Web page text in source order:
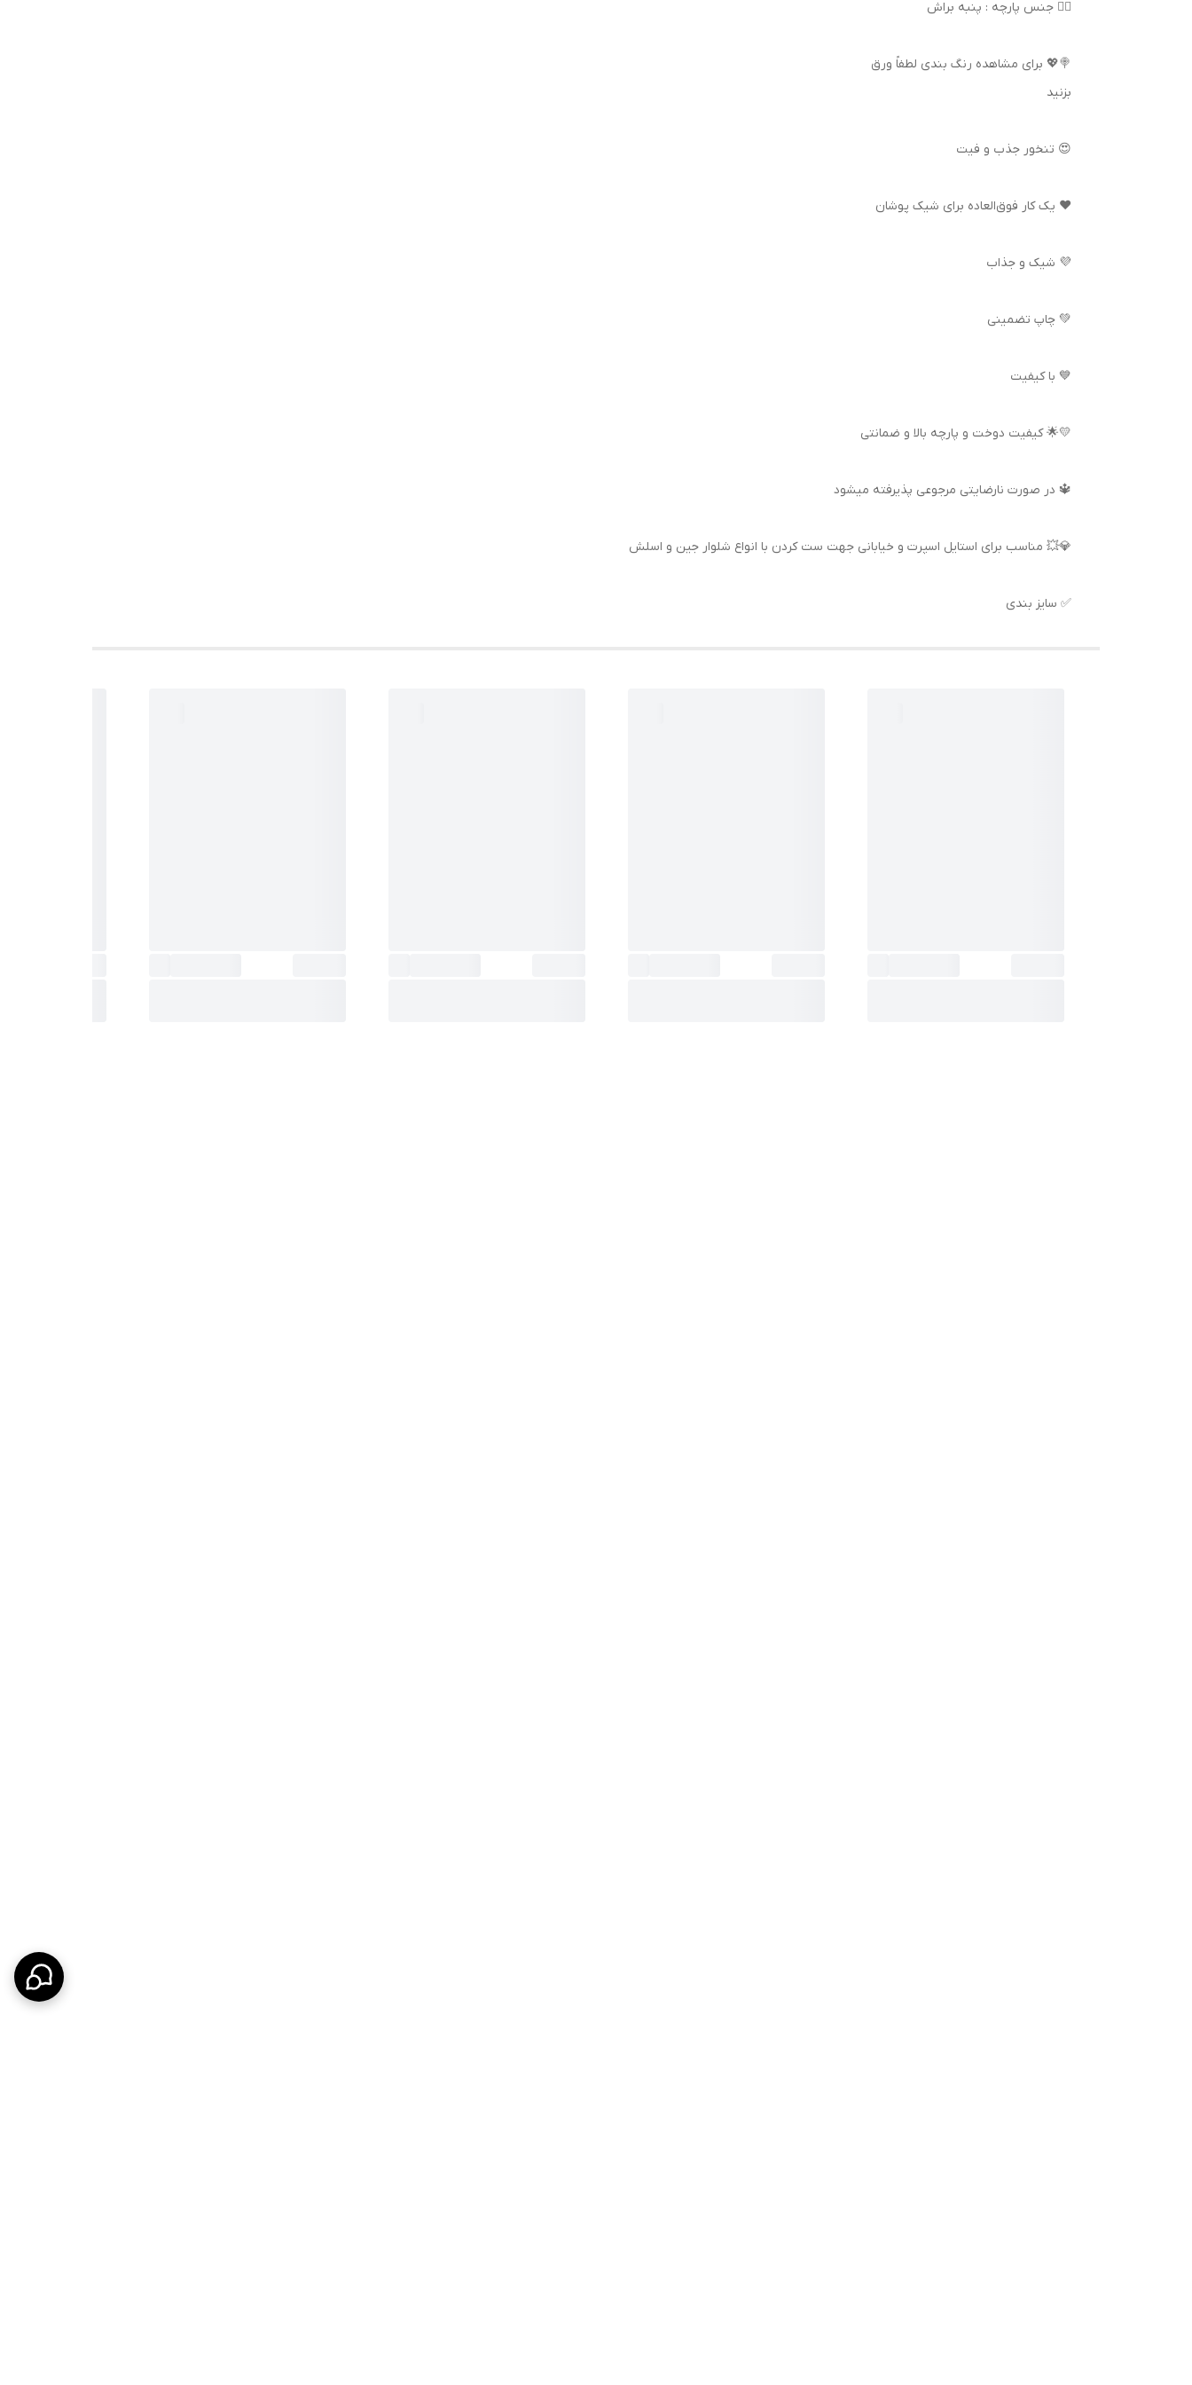
👌🏻 جنس پارچه : پنبه براش
🍭💖 برای مشاهده رنگ بندی لطفاً ورق
بزنید
😍 تنخور جذب و فیت
❤️ یک کار فوق‌العاده برای شیک پوشان
💜 شیک و جذاب
💚 چاپ تضمینی
💙 با کیفیت
💛🌟 کیفیت دوخت و پارچه بالا و ضمانتی
🔱 در صورت نارضایتی مرجوعی پذیرفته میشود
💎💥 مناسب برای استایل اسپرت و خیابانی جهت ست کردن با انواع شلوار جین و اسلش
✅ سایز بندی